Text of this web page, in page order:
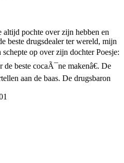
altijd pochte over zijn hebben en
beste drugsdealer ter wereld, mijn
op over zijn dochter Poesje:
beste cocaÃ¯ne makenâ€. De
aan de baas. De drugsbaron